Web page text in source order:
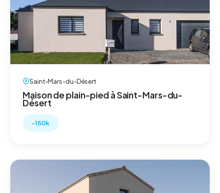
Saint-Mars-du-Désert
Maison de plain-pied à Saint-Mars-du-
Désert
-150k